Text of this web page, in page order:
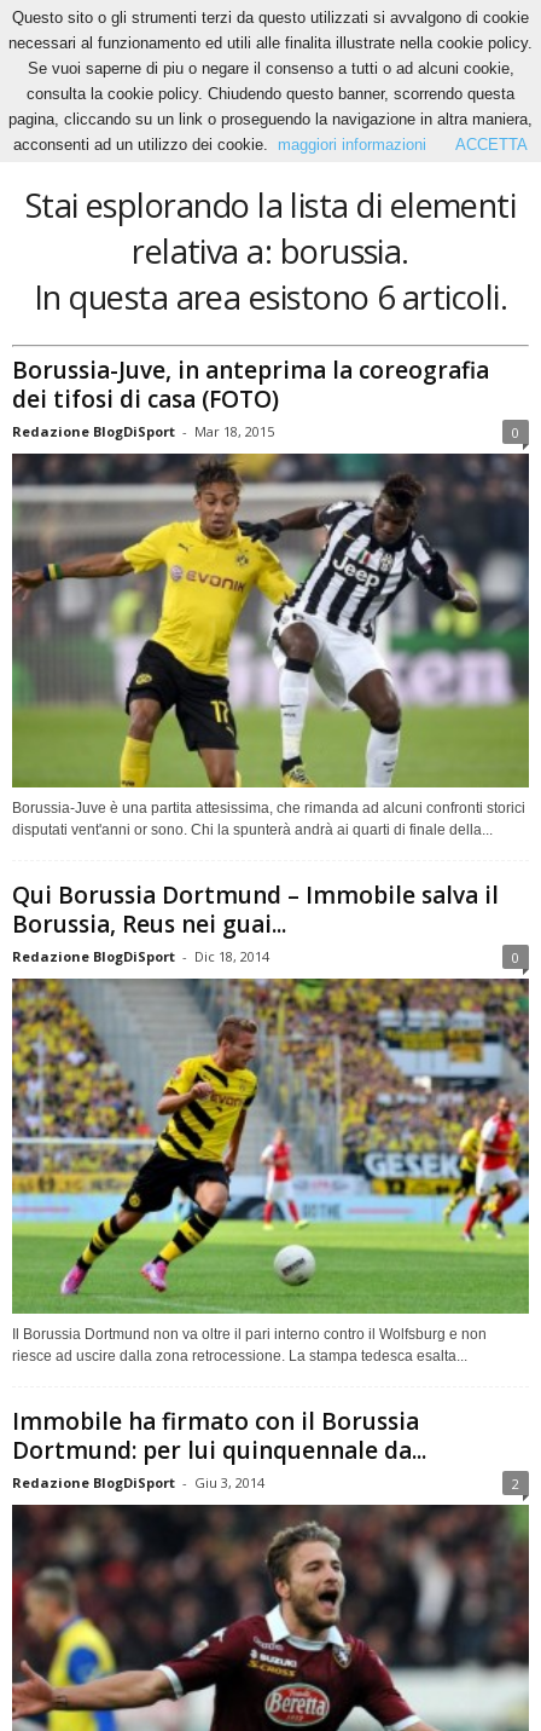
Home Tags Borussia
borussia
Stai esplorando la lista di elementi
relativa a: borussia.
In questa area esistono 6 articoli.
Borussia-Juve, in anteprima la coreografia
dei tifosi di casa (FOTO)
Redazione BlogDiSport - Mar 18, 2015 0
Borussia-Juve è una partita attesissima, che rimanda ad alcuni confronti storici
disputati vent'anni or sono. Chi la spunterà andrà ai quarti di finale della...
Qui Borussia Dortmund – Immobile salva il
Borussia, Reus nei guai...
Redazione BlogDiSport - Dic 18, 2014 0
Il Borussia Dortmund non va oltre il pari interno contro il Wolfsburg e non
riesce ad uscire dalla zona retrocessione. La stampa tedesca esalta...
Immobile ha firmato con il Borussia
Dortmund: per lui quinquennale da...
Redazione BlogDiSport - Giu 3, 2014 2
Questo sito o gli strumenti terzi da questo utilizzati si avvalgono di cookie
necessari al funzionamento ed utili alle finalita illustrate nella cookie policy.
Se vuoi saperne di piu o negare il consenso a tutti o ad alcuni cookie,
consulta la cookie policy. Chiudendo questo banner, scorrendo questa
pagina, cliccando su un link o proseguendo la navigazione in altra maniera,
acconsenti ad un utilizzo dei cookie.
maggiori informazioni ACCETTA